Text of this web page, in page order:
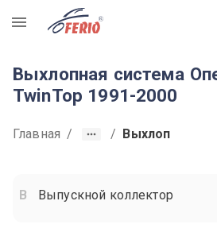
R
Выхлопная система
TwinTop 1991-2000
Главная / / Выхлоп
Выпускной коллектор